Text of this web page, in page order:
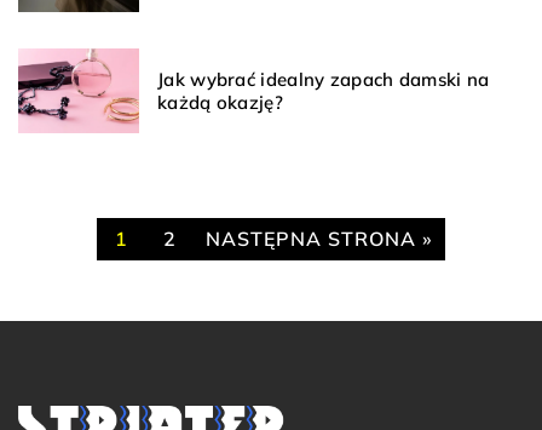
Jak wybrać idealny zapach damski na
każdą okazję?
1 2 NASTĘPNA STRONA »